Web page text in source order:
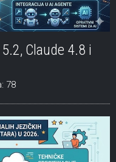
Claude 4.8 i
78